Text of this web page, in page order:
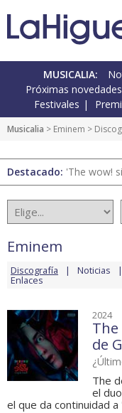
MUSICALIA:
Próximas novedades
Festivales
Musicalia > Eminem >
Destacado: 'The wow!
Eminem
Discografía Noticias
Enlaces
2024
The
de
The
el
el que da continuidad a